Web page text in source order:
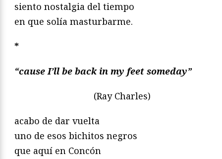
siento nostalgia del tiempo
en que solía masturbarme.
*
“cause I’ll be back in my feet someday”
(Ray Charles)
acabo de dar vuelta
uno de esos bichitos negros
que aquí en Concón